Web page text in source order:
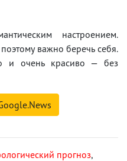
настроением.
важно беречь себя.
и очень красиво — без
прогноз,